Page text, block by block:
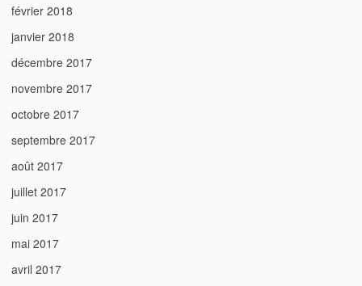
février 2018
janvier 2018
décembre 2017
novembre 2017
octobre 2017
septembre 2017
août 2017
juillet 2017
juin 2017
mai 2017
avril 2017